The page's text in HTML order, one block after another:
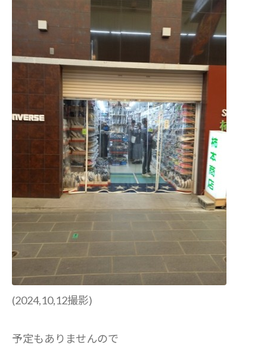
(2024,10,12撮影)
予定もありませんので